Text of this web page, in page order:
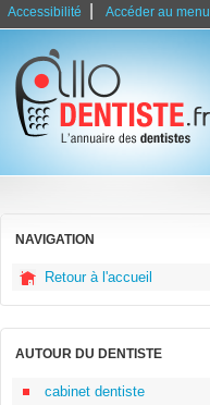
Accessibilité Accéder au menu
NAVIGATION
Retour à l'accueil
AUTOUR DU DENTISTE
cabinet dentiste